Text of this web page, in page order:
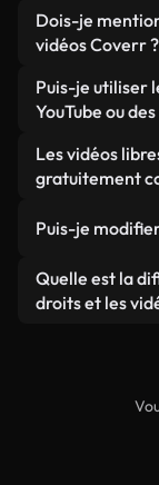
vous utilisez.
ils conservent
minimisant
améliorant
Vous pouvez
Coverr AI
Studio
Dois-je
vidéos Coverr ?
Aucune
de notre
même si cela
Puis-je utiliser
YouTube ou
Oui. Toutes
être utilisées
publicités
que produit
Les vidéos
gratuitement
soient réelles
filigrane.
prêtes à
Puis-je
Oui. Vous
remixer nos
Quelle est la
droits et les
résolution 4K